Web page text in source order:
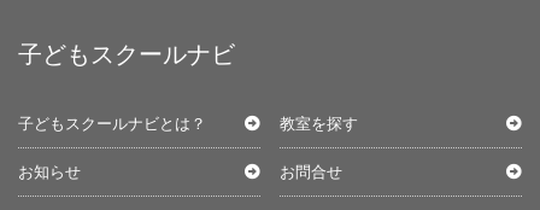
子どもスクールナビ
子どもスクールナビとは？ 教室を探す
お知らせ お問合せ